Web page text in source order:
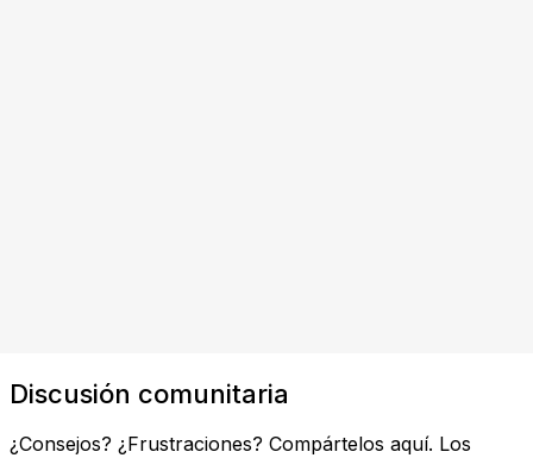
Discusión comunitaria
¿Consejos? ¿Frustraciones? Compártelos aquí. Los